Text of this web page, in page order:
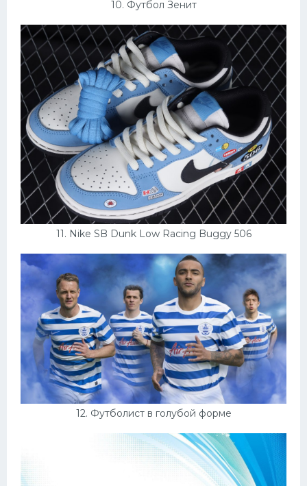
10. Футбол Зенит
11. Nike SB Dunk Low Racing Buggy 506
12. Футболист в голубой форме